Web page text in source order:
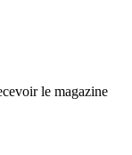
le magazine